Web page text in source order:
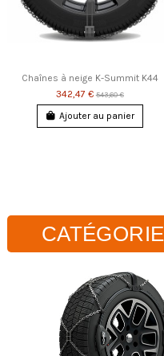
Chaînes à neige K-Summit K44
342,47 €543,60 €
Ajouter au panier